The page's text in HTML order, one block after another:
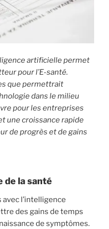
artificielle permet
pour l’E-santé.
que permettrait
dans le milieu
pour les entreprises
une croissance rapide
de progrès et de gains
de la santé
l’intelligence
des gains de temps
de symptômes.